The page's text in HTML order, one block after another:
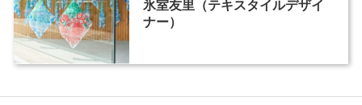
氷室友里（テキスタイルデザイ
ナー）